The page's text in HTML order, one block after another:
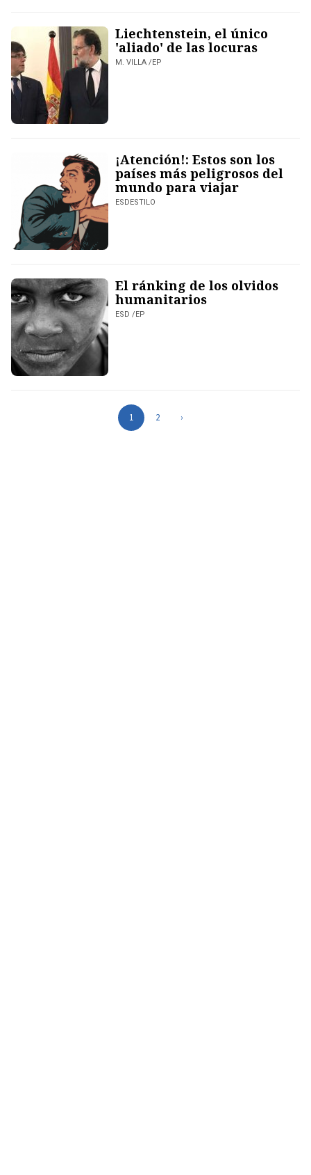
Liechtenstein, el único
'aliado' de las locuras
M. VILLA /EP
¡Atención!: Estos son los
países más peligrosos del
mundo para viajar
ESDESTILO
El ránking de los olvidos
humanitarios
ESD /EP
1 2 ›